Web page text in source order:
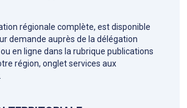
régionale complète, est disponible
demande auprès de la délégation
en ligne dans la rubrique publications
région, onglet services aux